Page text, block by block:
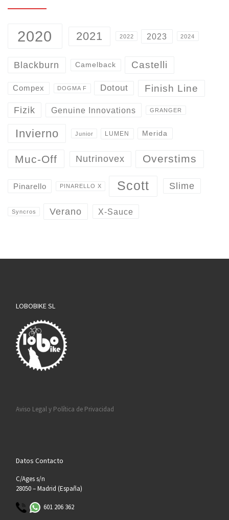
2020 2021 2022 2023 2024
Blackburn Camelback Castelli
Compex DOGMA F Dotout Finish Line
Fizik Genuine Innovations GRANGER
Invierno Junior LUMEN Merida
Muc-Off Nutrinovex Overstims
Pinarello PINARELLO X Scott Slime
Syncros Verano X-Sauce
LOBOBIKE SL
Aviso Legal y Política de Privacidad
Datos Contacto
C/Ages s/n
28050 – Madrid (España)
601 206 362